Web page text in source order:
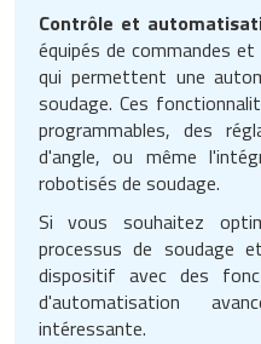
Contrôle et
équipés de commandes
qui permettent une
soudage. Ces
programmables, des
d'angle, ou même
robotisés de soudage.
Si vous souhaitez
processus de soudage
dispositif avec des
d'automatisation
intéressante.